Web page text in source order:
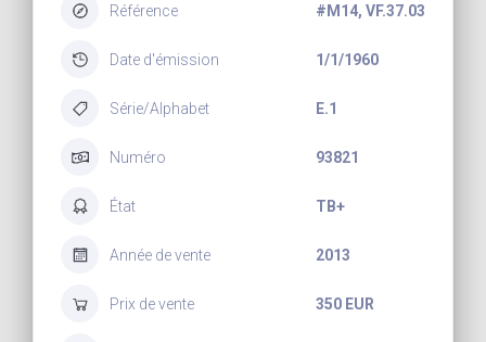
Référence #M14, VF.37.03
Date d'émission 1/1/1960
Série/Alphabet E.1
Numéro 93821
État TB+
Année de vente 2013
Prix de vente 350 EUR